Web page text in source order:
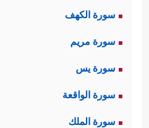
سورة الكهف
سورة مريم
سورة يس
سورة الواقعة
سورة الملك